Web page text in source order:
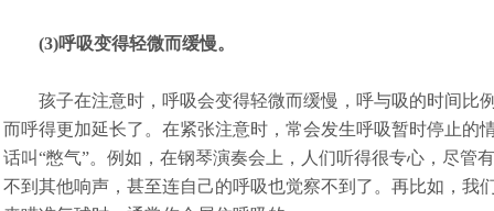
(3)呼吸变得轻微而缓慢。
孩子在注意时，呼吸会变得轻微而缓慢，呼与吸的时间比
而呼得更加延长了。在紧张注意时，常会发生呼吸暂时停止的
话叫“憋气”。例如，在钢琴演奏会上，人们听得很专心，尽管
不到其他响声，甚至连自己的呼吸也觉察不到了。再比如，我